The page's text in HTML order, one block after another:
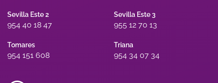
Sevilla Este 2
954 40 18 47
Sevilla Este 3
955 12 70 13
Tomares
954 151 608
Triana
954 34 07 34